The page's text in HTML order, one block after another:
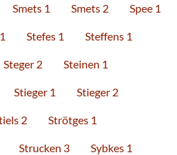
Smets 1 Smets 2 Spee 1
Stefes 1 Steffens 1
Steger 2 Steinen 1
Stieger 1 Stieger 2
2 Strötges 1
Strucken 3 Sybkes 1